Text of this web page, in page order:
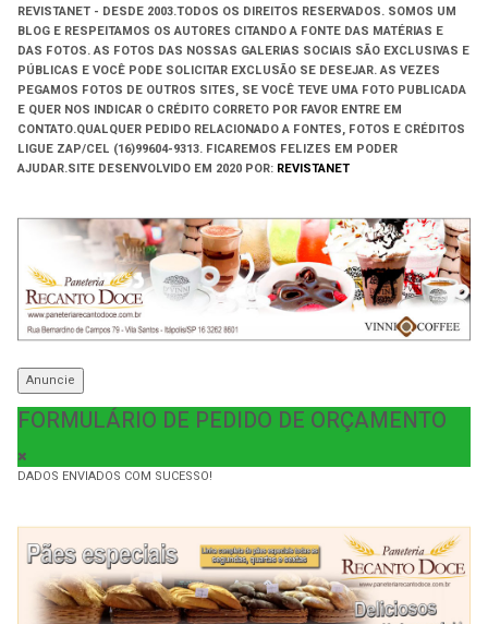
REVISTANET - DESDE 2003.TODOS OS DIREITOS RESERVADOS. SOMOS UM
BLOG E RESPEITAMOS OS AUTORES CITANDO A FONTE DAS MATÉRIAS E
DAS FOTOS. AS FOTOS DAS NOSSAS GALERIAS SOCIAIS SÃO EXCLUSIVAS E
PÚBLICAS E VOCÊ PODE SOLICITAR EXCLUSÃO SE DESEJAR. AS VEZES
PEGAMOS FOTOS DE OUTROS SITES, SE VOCÊ TEVE UMA FOTO PUBLICADA
E QUER NOS INDICAR O CRÉDITO CORRETO POR FAVOR ENTRE EM
CONTATO.QUALQUER PEDIDO RELACIONADO A FONTES, FOTOS E CRÉDITOS
LIGUE ZAP/CEL (16)99604-9313. FICAREMOS FELIZES EM PODER
AJUDAR.SITE DESENVOLVIDO EM 2020 POR: REVISTANET
Anuncie
FORMULÁRIO DE PEDIDO DE ORÇAMENTO
DADOS ENVIADOS COM SUCESSO!